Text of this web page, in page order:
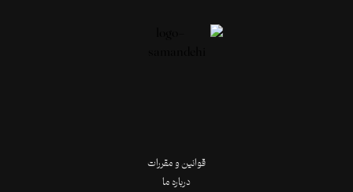
قوانین و مقررات
درباره ما